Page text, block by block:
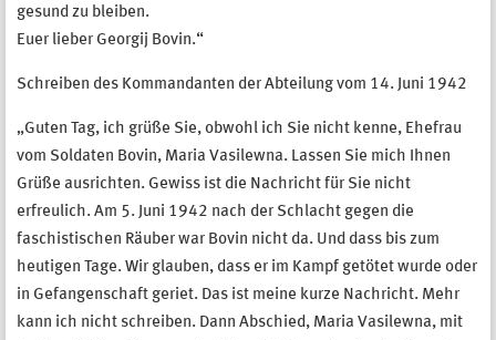
gesund zu bleiben.
Euer lieber Georgij Bovin.“
Schreiben des Kommandanten der Abteilung vom 14. Juni 1942
„Guten Tag, ich grüße Sie, obwohl ich Sie nicht kenne, Ehefrau
vom Soldaten Bovin, Maria Vasilewna. Lassen Sie mich Ihnen
Grüße ausrichten. Gewiss ist die Nachricht für Sie nicht
erfreulich. Am 5. Juni 1942 nach der Schlacht gegen die
faschistischen Räuber war Bovin nicht da. Und dass bis zum
heutigen Tage. Wir glauben, dass er im Kampf getötet wurde oder
in Gefangenschaft geriet. Das ist meine kurze Nachricht. Mehr
kann ich nicht schreiben. Dann Abschied, Maria Vasilewna, mit